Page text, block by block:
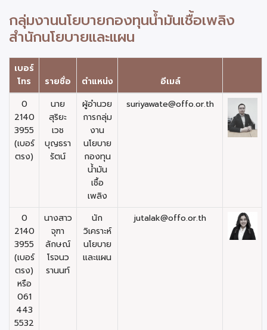
กลุ่มงานนโยบายกองทุนน้ำมันเชื้อเพลิง
สำนักนโยบายและแผน
เบอร์
โทร
รายชื่อ ตำแหน่ง
อีเมล์
0
2140
3955
(เบอร์
ตรง)
นาย
สุริยะ
เวช
บุญธรา
รัตน์
ผู้อำนวย
การกลุ่ม
งาน
นโยบาย
กองทุน
น้ำมัน
เชื้อ
เพลิง
suriyawate@offo.or.th
0
2140
3955
(เบอร์
ตรง)
หรือ
061
443
5532
นางสาว
จุฑา
ลักษณ์
โรจนว
รานนท์
นัก
วิเคราะห์
นโยบาย
และแผน
jutalak@offo.or.th